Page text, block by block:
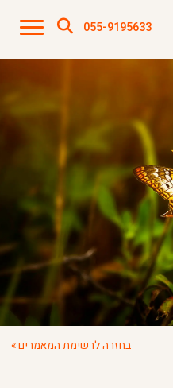
055-9195633
בחזרה לרשימת המאמרים »